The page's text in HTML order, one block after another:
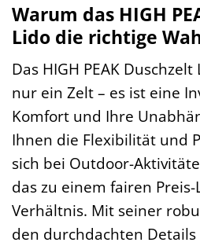
Warum das HIGH
Lido die richtige
Das HIGH PEAK
nur ein Zelt – es ist eine
Komfort und Ihre
Ihnen die Flexibilität und
sich bei Outdoor-
das zu einem fairen Preis-
Verhältnis. Mit seiner
den durchdachten